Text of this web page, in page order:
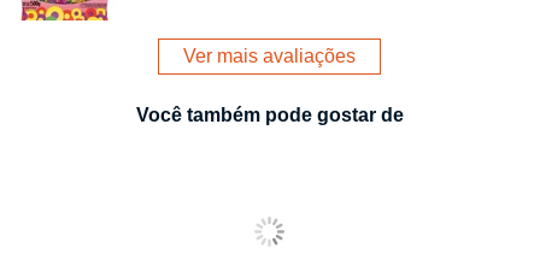
Ver mais avaliações
Você também pode gostar de